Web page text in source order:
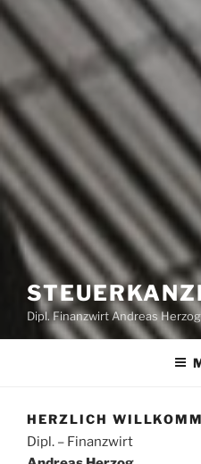
Dipl. Finanzwirt Andreas Herzog
HERZLICH
Dipl. – Finanzwirt